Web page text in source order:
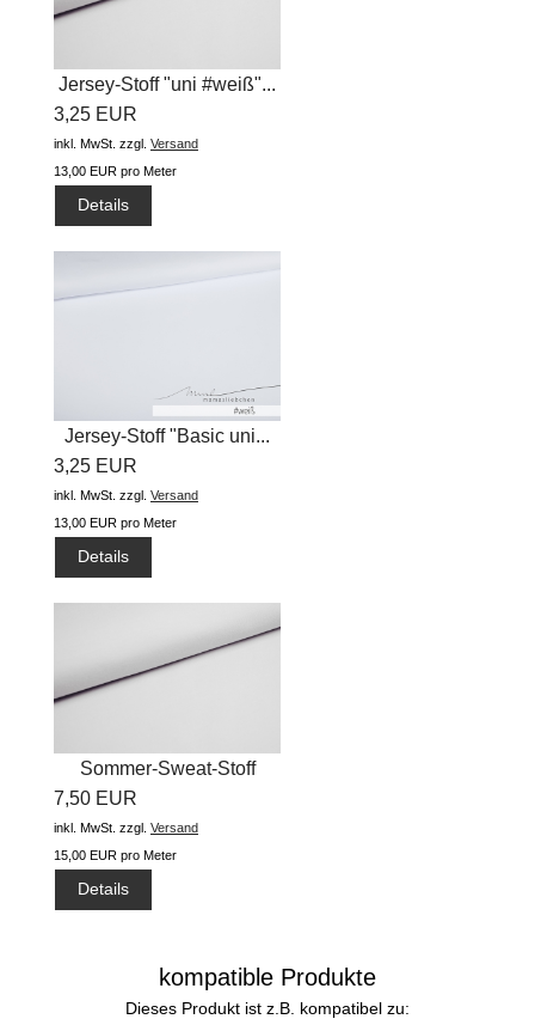
Jersey-Stoff "uni #weiß"...
3,25 EUR
inkl. MwSt. zzgl. Versand
13,00 EUR pro Meter
Details
Jersey-Stoff "Basic uni...
3,25 EUR
inkl. MwSt. zzgl. Versand
13,00 EUR pro Meter
Details
Sommer-Sweat-Stoff
7,50 EUR
inkl. MwSt. zzgl. Versand
15,00 EUR pro Meter
Details
kompatible Produkte
Dieses Produkt ist z.B. kompatibel zu: